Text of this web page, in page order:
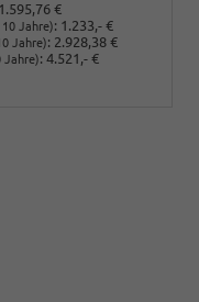
1.595,76 €
Jahre): 1.233,- €
Jahre): 2.928,38 €
Jahre): 4.521,- €